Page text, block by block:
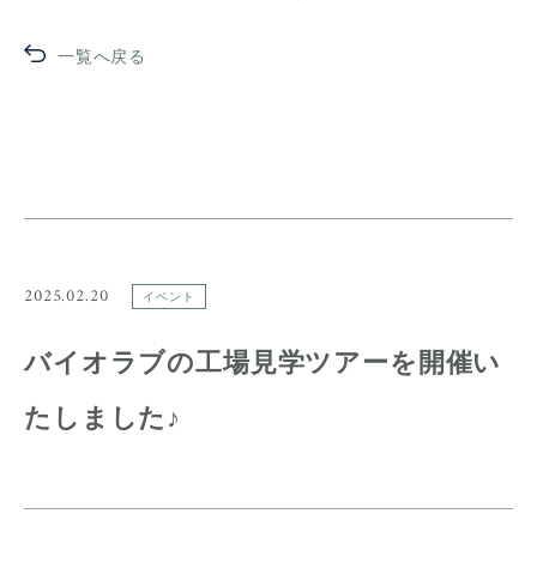
一覧へ戻る
2025.02.20 イベント
バイオラブの工場見学ツアーを開催い
たしました♪